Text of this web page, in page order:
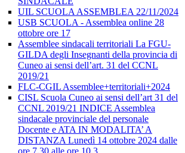
UIL SCUOLA ASSEMBLEA 22/11/2024
USB SCUOLA - Assemblea online 28
ottobre ore 17
Assemblee sindacali territoriali La FGU-
GILDA degli Insegnanti della provincia di
Cuneo ai sensi dell’art. 31 del CCNL
2019/21
FLC-CGIL Assemblee+territoriali+2024
CISL Scuola Cuneo ai sensi dell’art 31 del
CCNL 2019/21 INDICE Assemblea
sindacale provinciale del personale
Docente e ATA IN MODALITA’ A
DISTANZA Lunedì 14 ottobre 2024 dalle